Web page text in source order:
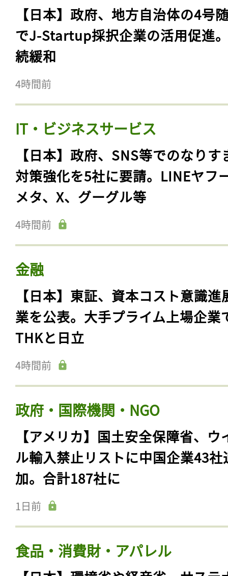
【日本】政府、地方自治体の4号
でJ-Startup採択企業の活用促進
続緩和
4時間前
IT・ビジネスサービス
【日本】政府、SNS等でのなりす
対策強化を5社に要請。LINEヤフ
メタ、X、グーグル等
4時間前
金融
【日本】東証、資本コスト意識進
業を公表。大手プライム上場企業
THKと日立
4時間前
政府・国際機関・NGO
【アメリカ】国土安全保障省、ウ
ル輸入禁止リストに中国企業43社
加。合計187社に
1日前
食品・消費財・アパレル